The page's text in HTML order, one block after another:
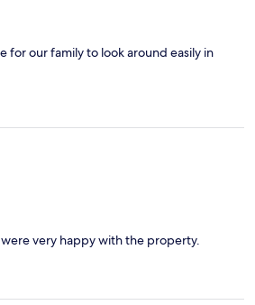
for our family to look around easily in
very happy with the property.